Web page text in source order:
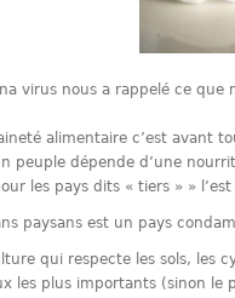
virus nous a rappelé ce que
alimentaire c’est avant
peuple dépende d’une
les pays dits « tiers » »
paysans est un pays
qui respecte les sols, les
les plus importants (sinon le